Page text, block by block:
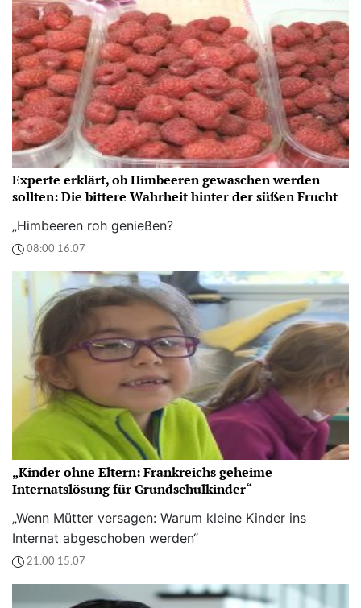
Experte erklärt, ob Himbeeren gewaschen werden
sollten: Die bittere Wahrheit hinter der süßen Frucht
„Himbeeren roh genießen?
08:00 16.07
„Kinder ohne Eltern: Frankreichs geheime
Internatslösung für Grundschulkinder“
„Wenn Mütter versagen: Warum kleine Kinder ins
Internat abgeschoben werden“
21:00 15.07